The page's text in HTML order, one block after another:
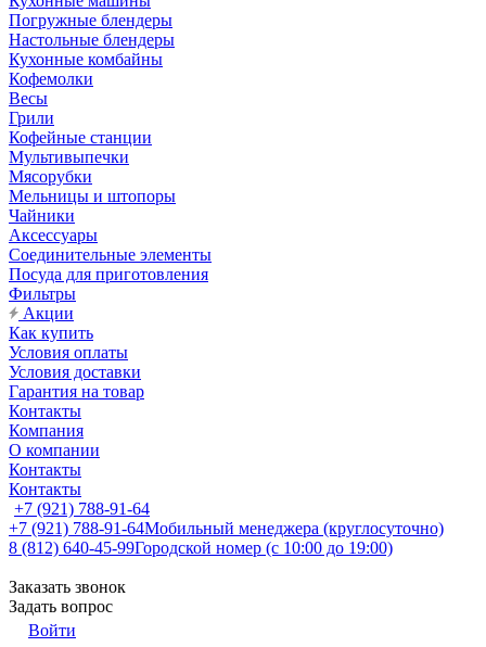
Погружные блендеры
Настольные блендеры
Кухонные комбайны
Кофемолки
Весы
Грили
Кофейные станции
Мультивыпечки
Мясорубки
Мельницы и штопоры
Чайники
Аксессуары
Соединительные элементы
Посуда для приготовления
Фильтры
Акции
Как купить
Условия оплаты
Условия доставки
Гарантия на товар
Контакты
Компания
О компании
Контакты
Контакты
+7 (921) 788-91-64
+7 (921) 788-91-64Мобильный менеджера (круглосуточно)
8 (812) 640-45-99Городской номер (с 10:00 до 19:00)
Заказать звонок
Задать вопрос
Войти